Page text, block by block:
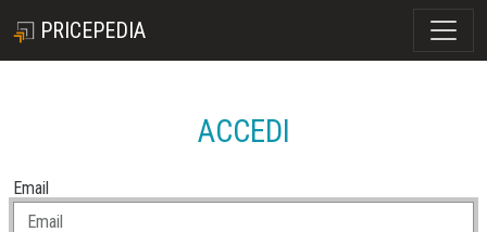
PRICEPEDIA
ACCEDI
Email